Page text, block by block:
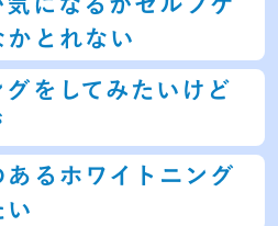
かとれない
をしてみたいけど
るホワイトニング
い